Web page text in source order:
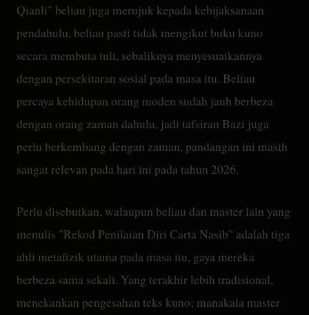
Qianli" beliau juga merujuk kepada kebijaksanaan
pendahulu, beliau pasti tidak mengikut buku kuno
secara membuta tuli, sebaliknya menyesuaikannya
dengan persekitaran sosial pada masa itu. Beliau
percaya kehidupan orang moden sudah jauh berbeza
dengan orang zaman dahulu, jadi tafsiran Bazi juga
perlu berkembang dengan zaman, pandangan ini masih
sangat relevan pada hari ini pada tahun 2026.
Perlu disebutkan, walaupun beliau dan master lain yang
menulis "Rekod Penilaian Diri Carta Nasib" adalah tiga
ahli metafizik utama pada masa itu, gaya mereka
berbeza sama sekali. Yang terakhir lebih tradisional,
menekankan pengesahan teks kuno; manakala master